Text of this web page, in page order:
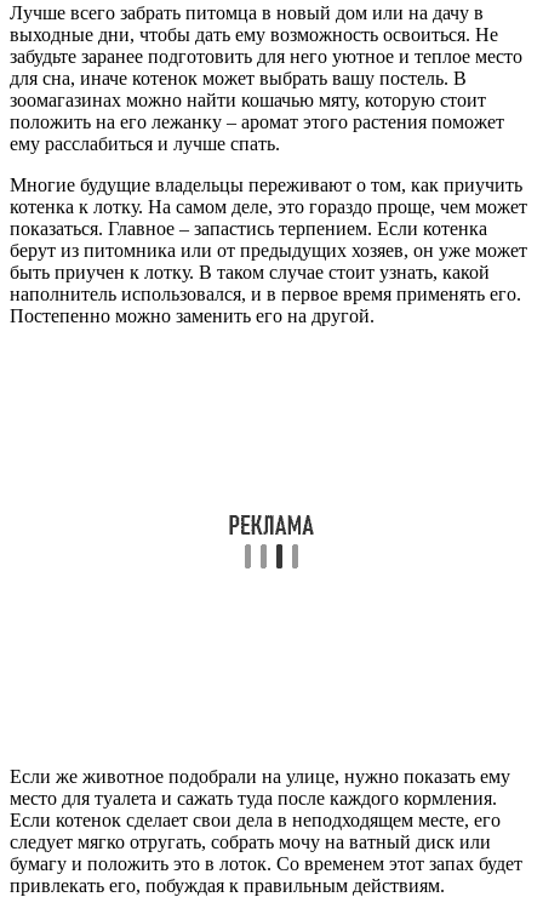
Лучше всего забрать питомца в новый дом или на дачу в
выходные дни, чтобы дать ему возможность освоиться. Не
забудьте заранее подготовить для него уютное и теплое место
для сна, иначе котенок может выбрать вашу постель. В
зоомагазинах можно найти кошачью мяту, которую стоит
положить на его лежанку – аромат этого растения поможет
ему расслабиться и лучше спать.
Многие будущие владельцы переживают о том, как приучить
котенка к лотку. На самом деле, это гораздо проще, чем может
показаться. Главное – запастись терпением. Если котенка
берут из питомника или от предыдущих хозяев, он уже может
быть приучен к лотку. В таком случае стоит узнать, какой
наполнитель использовался, и в первое время применять его.
Постепенно можно заменить его на другой.
Если же животное подобрали на улице, нужно показать ему
место для туалета и сажать туда после каждого кормления.
Если котенок сделает свои дела в неподходящем месте, его
следует мягко отругать, собрать мочу на ватный диск или
бумагу и положить это в лоток. Со временем этот запах будет
привлекать его, побуждая к правильным действиям.